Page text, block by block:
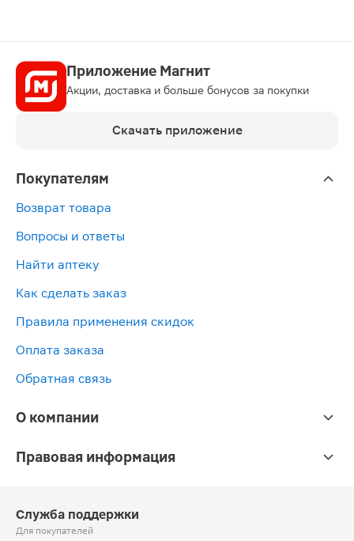
Приложение Магнит
Акции, доставка и больше бонусов за покупки
Скачать приложение
Покупателям
Возврат товара
Вопросы и ответы
Найти аптеку
Как сделать заказ
Правила применения скидок
Оплата заказа
Обратная связь
О компании
Правовая информация
Служба поддержки
Для покупателей